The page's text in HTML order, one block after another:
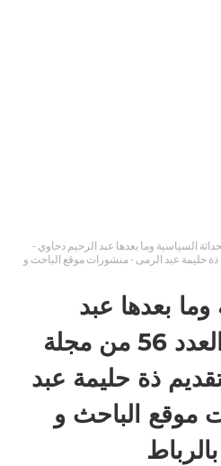
السياسية وما بعدها عبد الرحيم دحاوي -
ذة حليمة عبد الرمى - منشورات موقع الباحث و
وما بعدها عبد
الرحيم دحاوي - العدد 56 من مجلة
ذة حليمة عبد
موقع الباحث و